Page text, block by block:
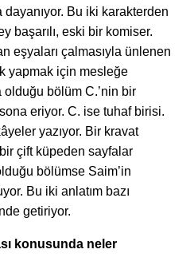
dayanıyor. Bu iki karakterden
başarılı, eski bir komiser.
eşyaları çalmasıyla ünlenen
yapmak için mesleğe
olduğu bölüm C.’nin bir
eriyor. C. ise tuhaf birisi.
yazıyor. Bir kravat
çift küpeden sayfalar
bölümse Saim’in
Bu iki anlatım bazı
getiriyor.
konusunda neler